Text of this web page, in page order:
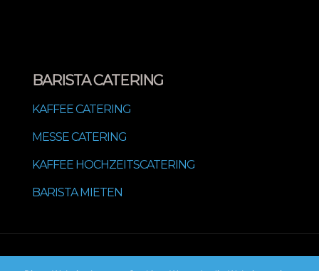
BARISTA CATERING
KAFFEE CATERING
MESSE CATERING
KAFFEE HOCHZEITSCATERING
BARISTA MIETEN